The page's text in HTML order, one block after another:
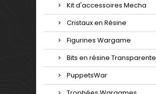
Kit d'accessoires Mecha
Cristaux en Résine
Figurines Wargame
Bits en résine Transparente
PuppetsWar